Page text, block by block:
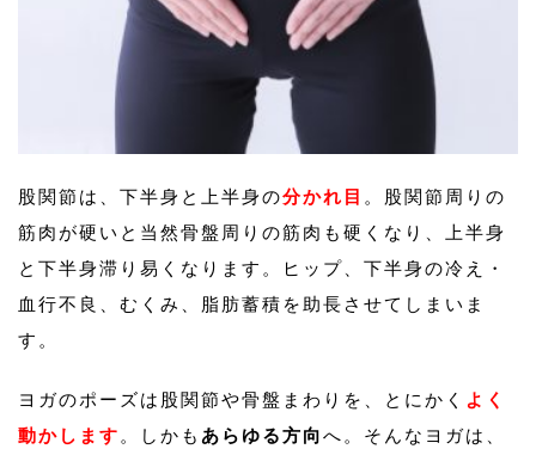
股関節は、下半身と上半身の分かれ目 。股関節周りの
筋肉が硬いと当然骨盤周りの筋肉も硬くなり、上半身
と下半身滞り易くなります。ヒップ、下半身の冷え・
血行不良、むくみ、脂肪蓄積を助長させてしまいま
す。
ヨガのポーズは股関節や骨盤まわりを、とにかく よく
動かします 。しかも あらゆる方向へ。そんなヨガは、